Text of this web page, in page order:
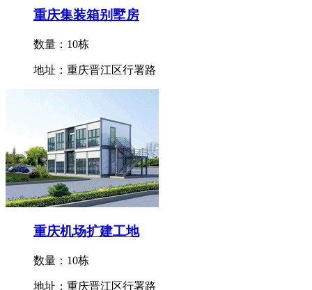
重庆集装箱别墅房
数量：10栋
地址：重庆晋江区行署路
重庆机场扩建工地
数量：10栋
地址：重庆晋江区行署路